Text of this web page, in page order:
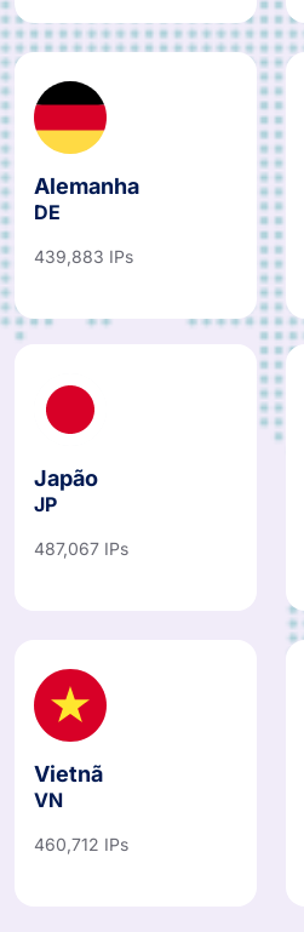
Alemanha
DE
439,883 IPs
Japão
JP
487,067 IPs
Vietnã
VN
460,712 IPs